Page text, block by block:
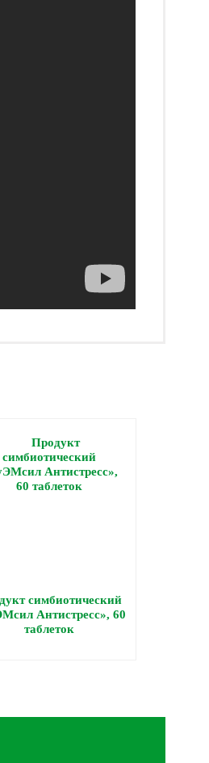
симбиотический
Антистресс», 60
таблеток